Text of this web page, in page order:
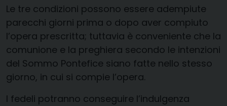
Le tre condizioni possono essere adempiute
parecchi giorni prima o dopo aver compiuto
l’opera prescritta; tuttavia è conveniente che la
comunione e la preghiera secondo le intenzioni
del Sommo Pontefice siano fatte nello stesso
giorno, in cui si compie l’opera.
I fedeli potranno conseguire l’indulgenza